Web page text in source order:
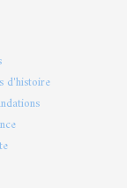
d'histoire